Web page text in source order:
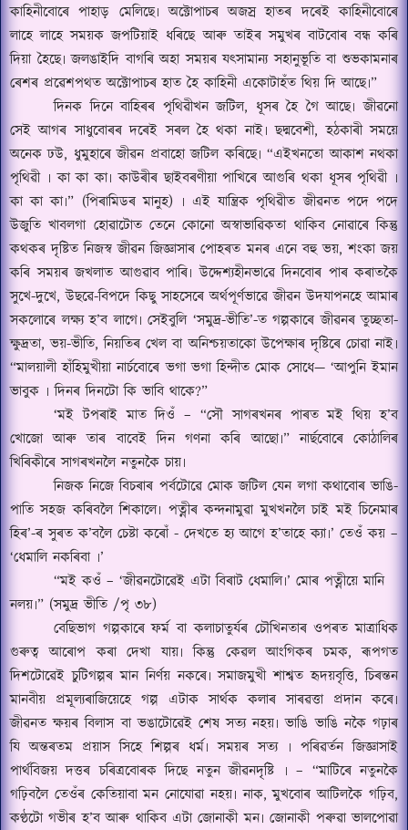
কাহিনীবোৰে পাহাড় মেলিছে৷ অক্টোপাচৰ অজস্ৰ হাতৰ দৰেই কাহিনীবোৰে
লাহে লাহে সময়ক জপটিয়াই ধৰিছে আৰু তাইৰ সমুখৰ বাটবোৰ বন্ধ কৰি
দিয়া হৈছে৷ জলঙাইদি বাগৰি অহা সময়ৰ যৎসামান্য সহানুভূতি বা শুভকামনাৰ
ৰেশৰ প্ৰৱেশপথত অক্টোপাচৰ হাত হৈ কাহিনী একোটাহঁত থিয় দি আছে৷”
দিনক দিনে বাহিৰৰ পৃথিৱীখন জটিল, ধূসৰ হৈ গৈ আছে৷ জীৱনো
সেই আগৰ সাধুবোৰৰ দৰেই সৰল হৈ থকা নাই৷ ছদ্মবেশী,হঠকাৰী সময়ে
অনেক ঢউ, ধুমুহাৰে জীৱন প্ৰবাহো জটিল কৰিছে৷“এইখনতো আকাশ নথকা
পৃথিৱী৷ কা কা কা৷ কাউৰীৰ ছাইবৰণীয়া পাখিৰে আগুৰি থকা ধূসৰ পৃথিৱী ৷
কা কা কা৷” (পিৰামিডৰ মানুহ) ৷ এই যান্ত্ৰিক পৃথিৱীত জীৱনত পদে পদে
উজুতি খাবলগা হোৱাটোত তেনে কোনো অস্বাভাৱিকতা থাকিব নোৱাৰে কিন্তু
কথকৰ দৃষ্টিত নিজস্ব জীৱন জিজ্ঞাসাৰ পোহৰত মনৰ এনে বহু ভয়,শংকা জয়
কৰি সময়ৰ জখলাত আগুৱাব পাৰি৷ উদ্দেশ্যহীনভাৱেদিনবোৰ পাৰ কৰাতকৈ
সুখে-দুখে,উছৱে-বিপদে কিছু সাহসেৰে অৰ্থপূৰ্ণভাৱে জীৱন উদযাপনহে আমাৰ
সকলোৰে লক্ষ্য হ’ব লাগে৷ সেইবুলি ‘সমুদ্ৰ-ভীতি’-ত গল্পকাৰে জীৱনৰ তুচ্ছতা-
ক্ষুদ্ৰতা,ভয়-ভীতি,নিয়তিৰ খেল বা অনিশ্চয়তাকো উপেক্ষাৰ দৃষ্টিৰে চোৱা নাই৷
“মালয়ালী হাঁহিমুখীয়া নাৰ্চবোৰে ভগা ভগা হিন্দীত মোক সোধে—‘আপুনি ইমান
ভাবুক ৷ দিনৰ দিনটো কি ভাবি থাকে?”
‘মই টপৰাই মাত দিওঁ – “সৌ সাগৰখনৰ পাৰত মই থিয় হ’ব
খোজো আৰু তাৰ বাবেই দিন গণনা কৰি আছো৷”নার্ছবোৰে কোঠালিৰ
খিৰিকীৰে সাগৰখনলৈ নতুনকৈ চায়৷
নিজক নিজে বিচৰাৰ পৰ্বটোৱে মোক জটিল যেন লগা কথাবোৰ ভাঙি-
পাতি সহজ কৰিবলৈ শিকালে৷ পত্নীৰ কন্দনামুৱা মুখখনলৈ চাই মই চিনেমাৰ
হিৰ’-ৰ সুৰত ক’বলৈ চেষ্টা কৰোঁ- দেখতে হ্য আগে হ’তাহে ক্যা৷’ তেওঁ কয় –
‘ধেমালি নকৰিবা ৷’
“মই কওঁ – ‘জীৱনটোৱেই এটা বিৰাট ধেমালি৷’ মোৰ পত্নীয়ে মানি
নলয়৷” (সমুদ্ৰ ভীতি /পৃ ৩৮)
বেছিভাগ গল্পকাৰে ফৰ্ম বা কলাচাতুৰ্যৰ চৌখিনতাৰ ওপৰত মাত্ৰাধিক
গুৰুত্ব আৰোপ কৰা দেখা যায়৷ কিন্তু কেৱল আংগিকৰ চমক,ৰূপগত
দিশটোৱেই চুটিগল্পৰ মান নিৰ্ণয় নকৰে৷ সমাজমুখী শাশ্বত হৃদয়বৃত্তি,চিৰন্তন
মানবীয় প্ৰমূল্যৰাজিয়েহে গল্প এটাক সাৰ্থক কলাৰ সাৰৱত্তা প্ৰদান কৰে৷
জীৱনত ক্ষয়ৰ বিলাস বা ভঙাটোৱেই শেষ সত্য নহয়৷ ভাঙি ভাঙি নকৈ গঢ়াৰ
যি অন্তৰতম প্ৰয়াস সিহে শিল্পৰ ধৰ্ম৷ সময়ৰ সত্য ৷ পৰিৱৰ্তন জিজ্ঞাসাই
পাৰ্থবিজয় দত্তৰ চৰিত্ৰবোৰক দিছে নতুন জীৱনদৃষ্টি ৷– “মাটিৰে নতুনকৈ
গঢ়িবলৈ তেওঁৰ কেতিয়াবা মন নোযোৱা নহয়৷ নাক,মুখবোৰ আটিলকৈ গঢ়িব,
কণ্ঠটো গভীৰ হ’ব আৰু থাকিব এটা জোনাকী মন৷ জোনাকী পৰুৱা ভালপোৱা